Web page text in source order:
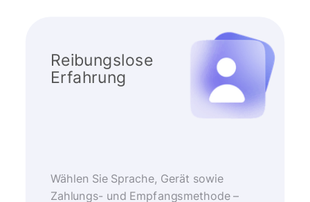
Reibungslose
Erfahrung
Wählen Sie Sprache, Gerät sowie
Zahlungs- und Empfangsmethode –